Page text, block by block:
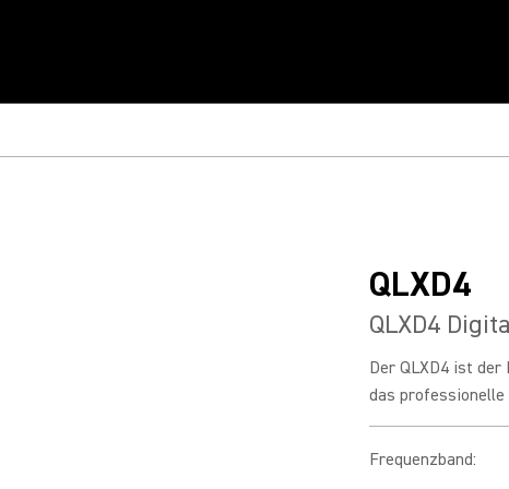
QLXD4
QLXD4
Der QLXD4 ist
das
Frequenzband: